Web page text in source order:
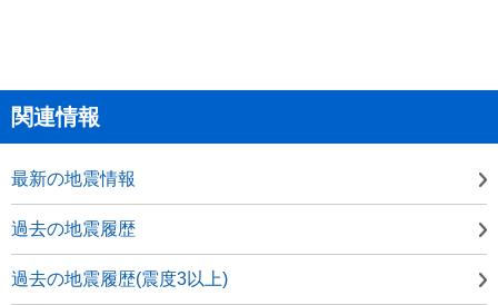
関連情報
最新の地震情報
過去の地震履歴
過去の地震履歴(震度3以上)